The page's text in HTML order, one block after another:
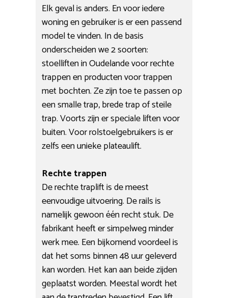
Elk geval is anders. En voor iedere
woning en gebruiker is er een passend
model te vinden. In de basis
onderscheiden we 2 soorten:
stoelliften in Oudelande voor rechte
trappen en producten voor trappen
met bochten. Ze zijn toe te passen op
een smalle trap, brede trap of steile
trap. Voorts zijn er speciale liften voor
buiten. Voor rolstoelgebruikers is er
zelfs een unieke plateaulift.
Rechte trappen
De rechte traplift is de meest
eenvoudige uitvoering. De rails is
namelijk gewoon één recht stuk. De
fabrikant heeft er simpelweg minder
werk mee. Een bijkomend voordeel is
dat het soms binnen 48 uur geleverd
kan worden. Het kan aan beide zijden
geplaatst worden. Meestal wordt het